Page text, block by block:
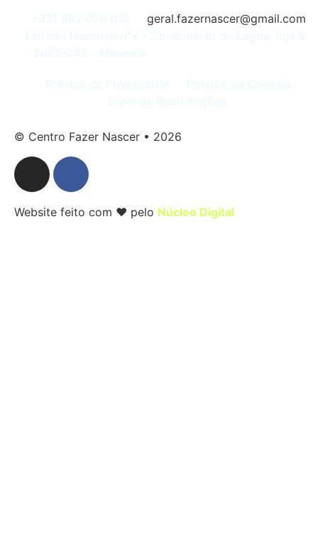
geral.fazernascer@gmail.com
© Centro Fazer Nascer • 2026
Website feito com ❤ pelo Núcleo Digital